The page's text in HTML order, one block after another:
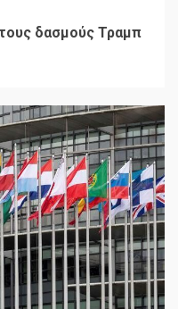
δασμούς Τραμπ